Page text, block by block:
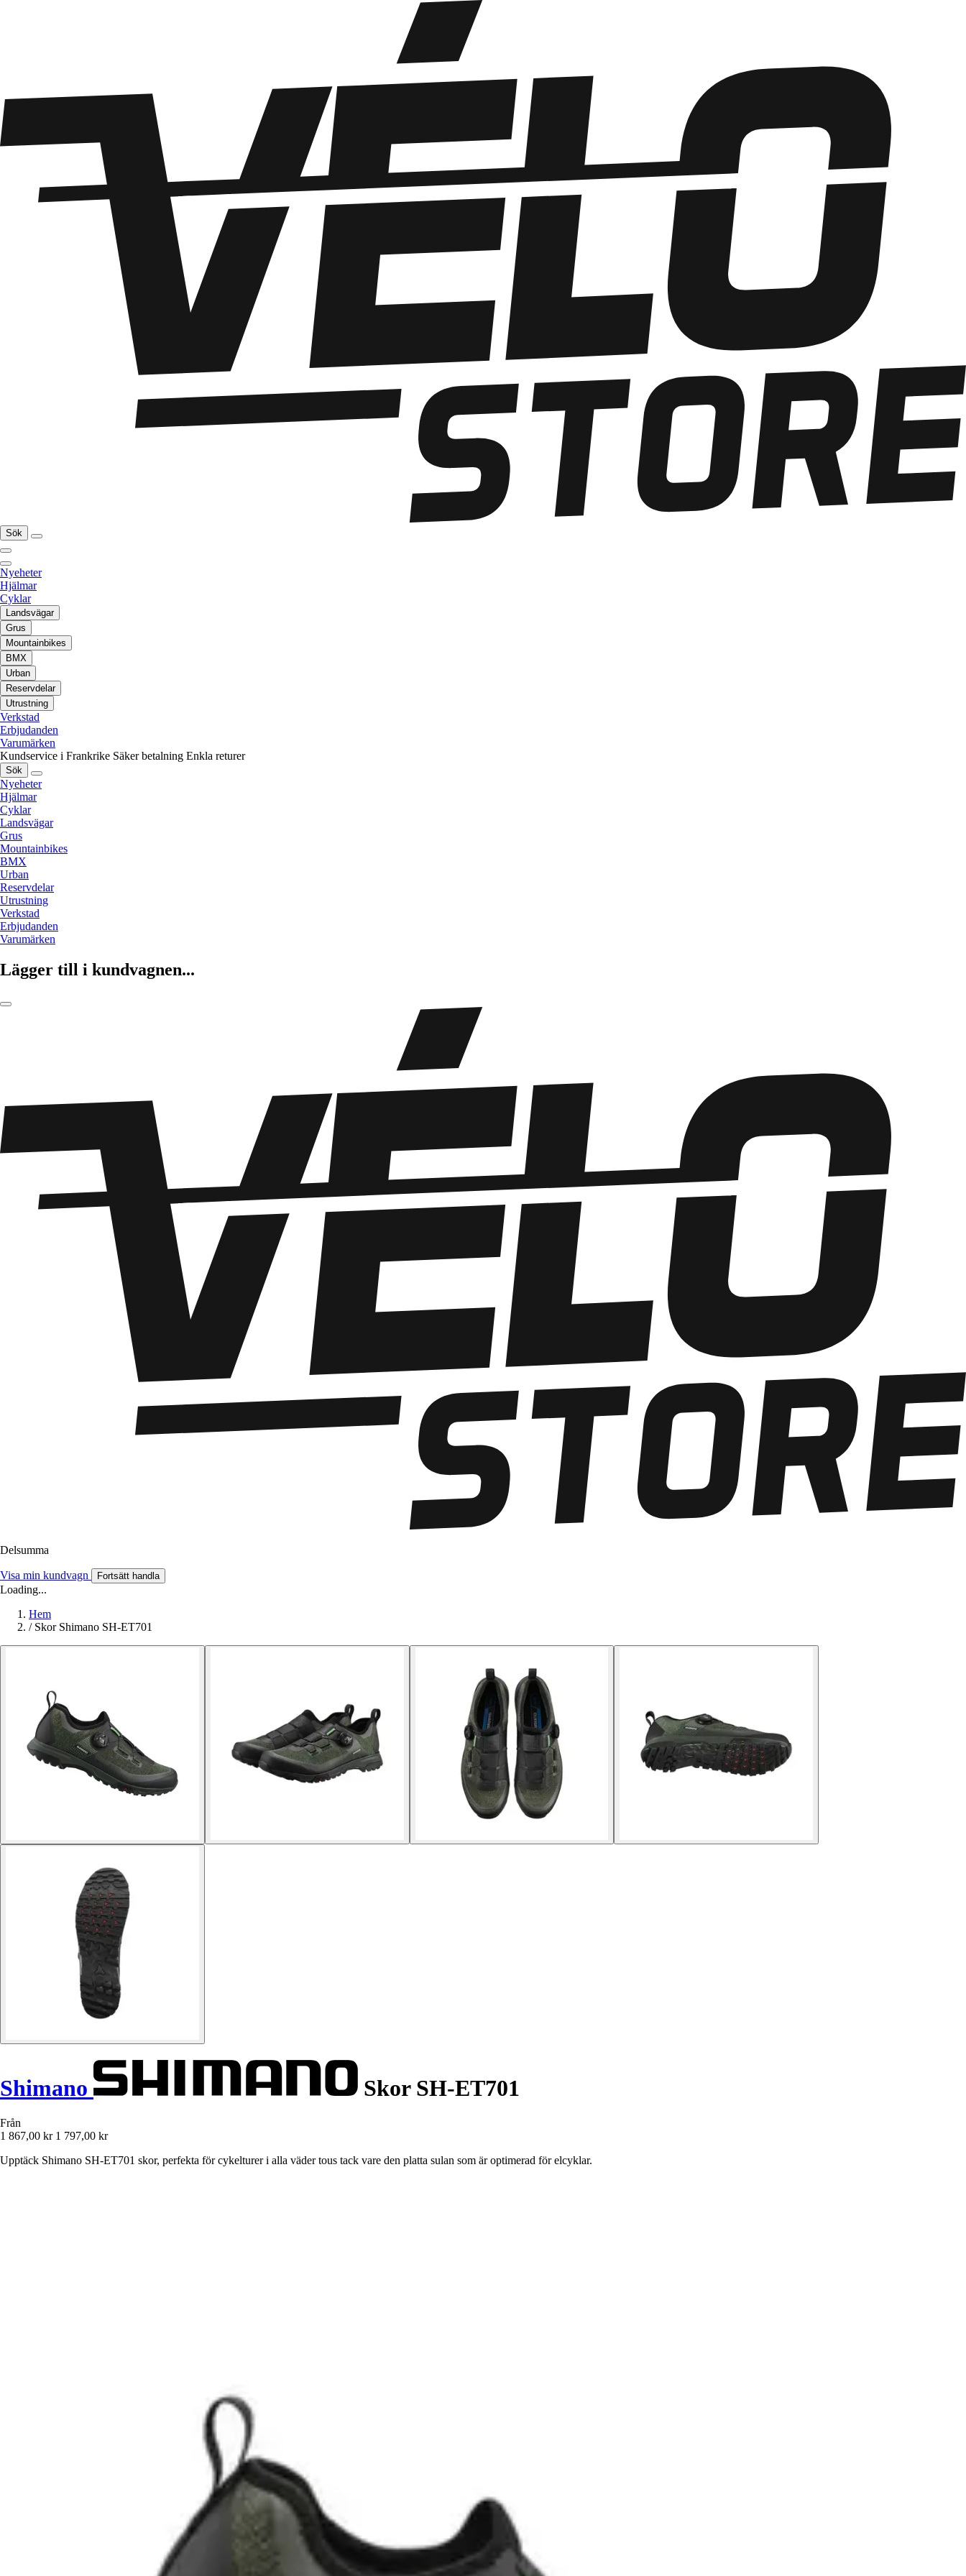
Sök
Nyeheter
Hjälmar
Cyklar
Landsvägar
Grus
Mountainbikes
BMX
Urban
Reservdelar
Utrustning
Verkstad
Erbjudanden
Varumärken
Kundservice i Frankrike Säker betalning Enkla returer
Sök
Nyeheter
Hjälmar
Cyklar
Landsvägar
Grus
Mountainbikes
BMX
Urban
Reservdelar
Utrustning
Verkstad
Erbjudanden
Varumärken
Lägger till i kundvagnen...
Delsumma
Visa min kundvagn Fortsätt handla
Loading...
Hem
/ Skor Shimano SH-ET701
Shimano Skor SH-ET701
Från
1 867,00 kr 1 797,00 kr
Upptäck Shimano SH-ET701 skor, perfekta för cykelturer i alla väder tous tack vare den platta sulan som är optimerad för elcyklar.